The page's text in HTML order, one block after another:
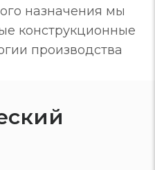
назначения мы
конструкционные
производства